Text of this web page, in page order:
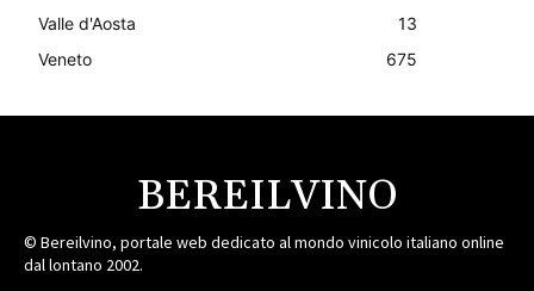
Valle d'Aosta
13
Veneto
675
BEREILVINO
© Bereilvino, portale web dedicato al mondo vinicolo italiano online
dal lontano 2002.